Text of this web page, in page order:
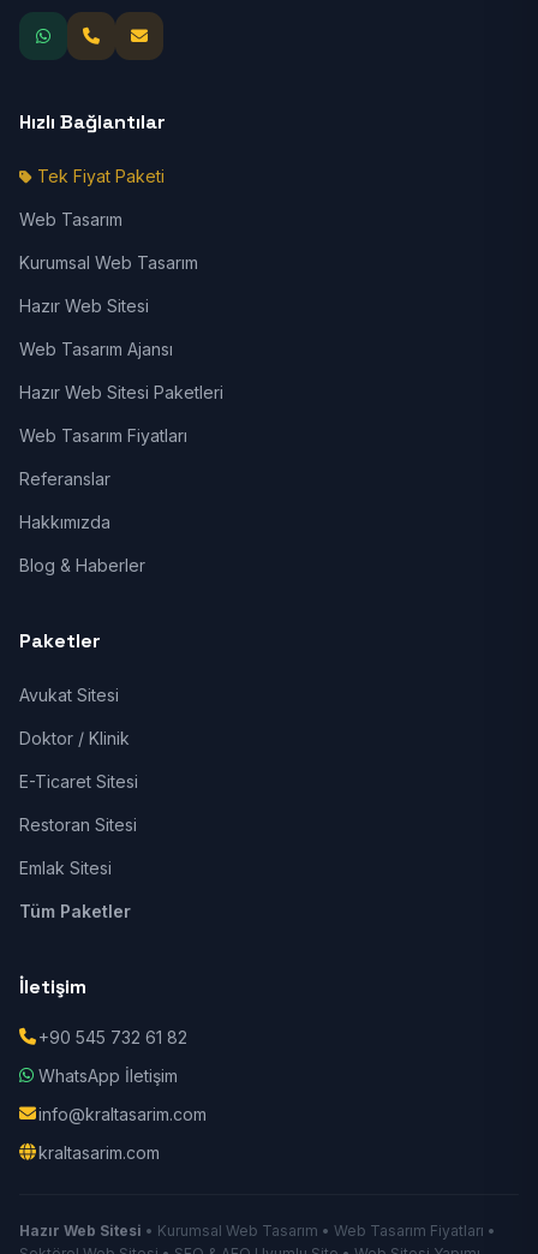
Hızlı Bağlantılar
Tek Fiyat Paketi
Web Tasarım
Kurumsal Web Tasarım
Hazır Web Sitesi
Web Tasarım Ajansı
Hazır Web Sitesi Paketleri
Web Tasarım Fiyatları
Referanslar
Hakkımızda
Blog & Haberler
Paketler
Avukat Sitesi
Doktor / Klinik
E-Ticaret Sitesi
Restoran Sitesi
Emlak Sitesi
Tüm Paketler
İletişim
+90 545 732 61 82
WhatsApp İletişim
info@kraltasarim.com
kraltasarim.com
Hazır Web Sitesi • Kurumsal Web Tasarım • Web Tasarım Fiyatları •